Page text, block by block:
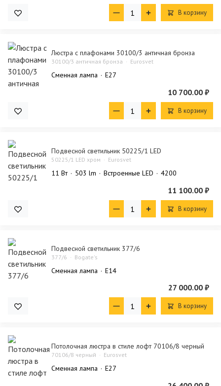
В корзину
Люстра с плафонами 30100/3 античная бронза
30100/3 античная бронза Eurosvet
Сменная лампа E27
10 700.00 ₽
В корзину
Подвесной светильник 50225/1 LED
50225/1 LED хром Eurosvet
11 Bт 503 lm Встроенные LED 4200
11 100.00 ₽
В корзину
Подвесной светильник 377/6
377/6 Bogate's
Сменная лампа E14
27 000.00 ₽
В корзину
Потолочная люстра в стиле лофт 70106/8 черный
70106/8 черный Eurosvet
Сменная лампа E27